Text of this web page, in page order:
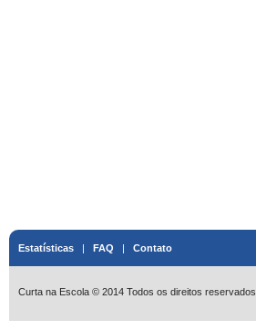
Estatísticas | FAQ | Contato
Curta na Escola © 2014 Todos os direitos reservados.